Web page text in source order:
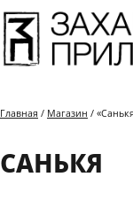
Главная / Магазин /
САНЬКЯ